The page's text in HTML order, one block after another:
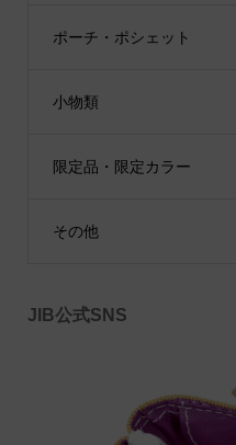
ポーチ・ポシェット
小物類
限定品・限定カラー
その他
JIB公式SNS